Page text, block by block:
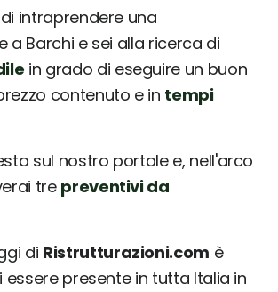
intraprendere una
a Barchi e sei alla ricerca di
in grado di eseguire un buon
contenuto e in tempi
sul nostro portale e, nell'arco
tre preventivi da
di Ristrutturazioni.com è
essere presente in tutta Italia in